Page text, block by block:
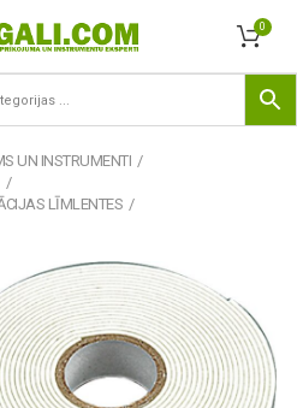
0
UN INSTRUMENTI
LĪMLENTES